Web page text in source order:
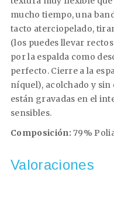
mucho tiempo, una
tacto aterciopelado,
(los puedes llevar
por la espalda como
perfecto. Cierre a la
níquel), acolchado y sin
están gravadas en el
sensibles.
Composición: 79%
Valoraciones